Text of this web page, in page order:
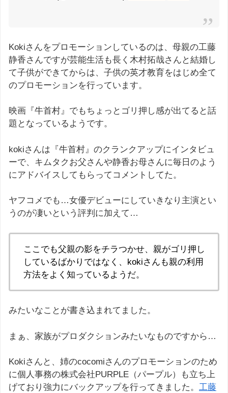
Kokiさんをプロモーションしているのは、母親の工藤
静香さんですが芸能生活も長く木村拓哉さんと結婚し
て子供ができてからは、子供の英才教育をはじめ全て
のプロモーションを行っています。
映画『牛首村』でもちょっとゴリ押し感が出てると話
題となっているようです。
kokiさんは『牛首村』のクランクアップにインタビュ
ーで、キムタクお父さんや静香お母さんに毎日のよう
にアドバイスしてもらってコメントしてた。
ヤフコメでも…女優デビューにしていきなり主演とい
うのが凄いという評判に加えて…
ここでも父親の影をチラつかせ、親がゴリ押し
しているばかりではなく、kokiさんも親の利用
方法をよく知っているようだ。
みたいなことが書き込まれてました。
まぁ、家族がプロダクションみたいなものですから…
Kokiさんと、姉のcocomiさんのプロモーションのため
に個人事務の株式会社PURPLE（パープル）も立ち上
げており強力にバックアップを行ってきました。 工藤